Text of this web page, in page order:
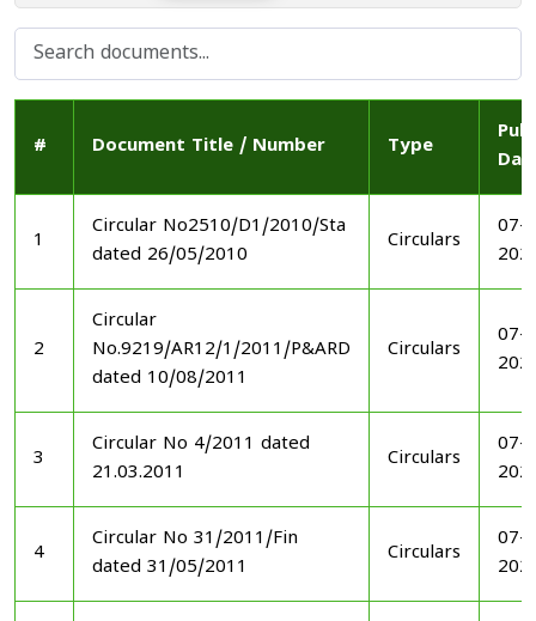
# Document Title / Number Type
1
Circular No2510/D1/2010/Sta
dated 26/05/2010
Circulars
07-
2
Circular
No.9219/AR12/1/2011/P&ARD
dated 10/08/2011
Circulars
07-
3
Circular No 4/2011 dated
21.03.2011
Circulars
07-
4
Circular No 31/2011/Fin
dated 31/05/2011
Circulars
07-